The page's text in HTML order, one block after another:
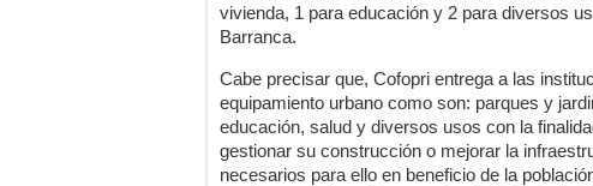
vivienda, 1 para educación y 2 para diversos
Barranca.
Cabe precisar que, Cofopri entrega a las
equipamiento urbano como son: parques y
educación, salud y diversos usos con la
gestionar su construcción o mejorar la
necesarios para ello en beneficio de la